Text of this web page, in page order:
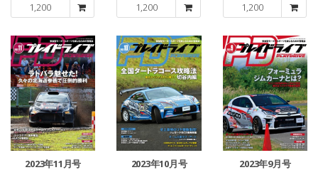
1,200 1,200 1,200
2023年11月号 2023年10月号 2023年9月号